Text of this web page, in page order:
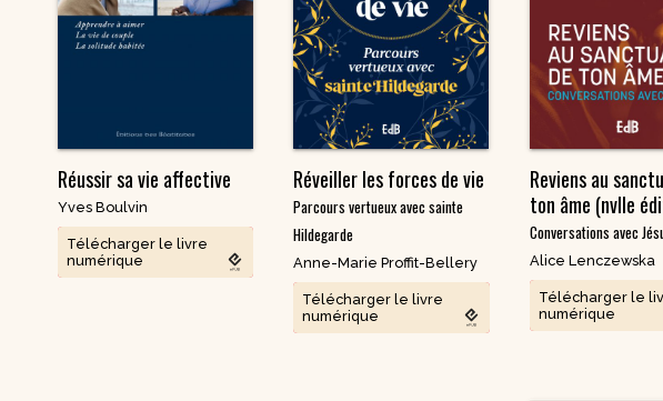
Nouvelles
Saints et amis de Dieu
Spiritualité
Témoignages
Théologie
Vie communautaire et
vie consacrée
Vie dans l’Esprit
Vierge Marie
Réussir sa vie affective
Yves Boulvin
Télécharger le livre
numérique
Réveiller les forces de vie
Parcours vertueux avec sainte
Hildegarde
Anne-Marie Proffit-Bellery
Télécharger le livre
numérique
Reviens au
ton âme (nvlle
Conversations avec
Alice Lenczewska
Télécharger le
numérique